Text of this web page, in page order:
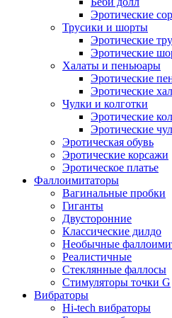
Эротические
Трусики и шорты
Эротические
Эротические
Халаты и пеньюары
Эротические
Эротические
Чулки и колготки
Эротические
Эротические
Эротическая обувь
Эротические корсажи
Эротическое платье
Фаллоимитаторы
Вагинальные пробки
Гиганты
Двусторонние
Классические дилдо
Необычные
Реалистичные
Стеклянные фаллосы
Стимуляторы точки G
Вибраторы
Hi-tech вибраторы